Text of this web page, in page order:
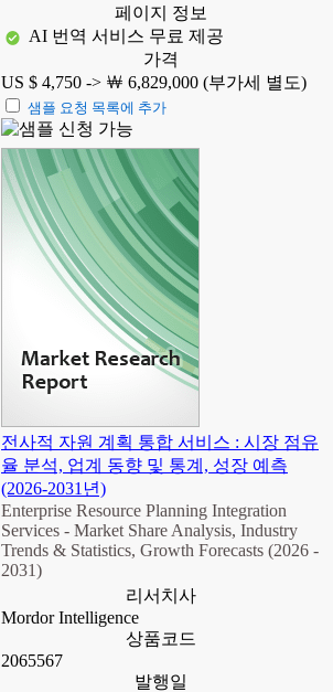
페이지 정보
AI 번역 서비스 무료 제공
가격
US $ 4,750 -> ￦ 6,829,000 (부가세 별도)
샘플 요청 목록에 추가
전사적 자원 계획 통합 서비스 : 시장 점유
율 분석, 업계 동향 및 통계, 성장 예측
(2026-2031년)
Enterprise Resource Planning Integration
Services - Market Share Analysis, Industry
Trends & Statistics, Growth Forecasts (2026 -
2031)
리서치사
Mordor Intelligence
상품코드
2065567
발행일